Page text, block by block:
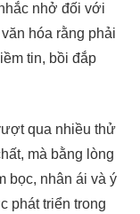
nhở đối với
hóa rằng phải
tin, bồi đắp
qua nhiều thử
mà bằng lòng
bọc, nhân ái và ý
phát triển trong